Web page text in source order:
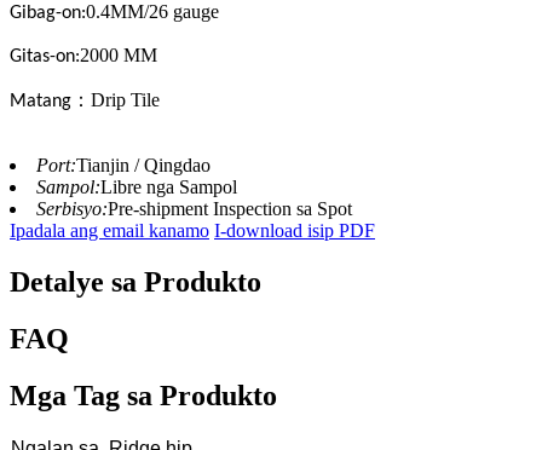
Gibag-on:0.4MM/26 gauge
Gitas-on:2000 MM
Matang ：Drip Tile
Port:Tianjin / Qingdao
Sampol:Libre nga Sampol
Serbisyo:Pre-shipment Inspection sa Spot
Ipadala ang email kanamo I-download isip PDF
Detalye sa Produkto
FAQ
Mga Tag sa Produkto